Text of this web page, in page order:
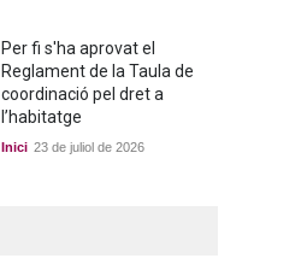
Per fi s'ha aprovat el
Reglament de la Taula de
coordinació pel dret a
l’habitatge
Inici 23 de juliol de 2026